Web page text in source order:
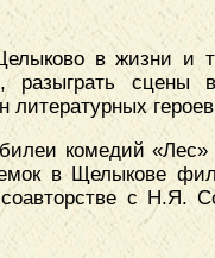
в жизни и
сцены
литературных
комедий
в Щелыкове
с Н.Я.